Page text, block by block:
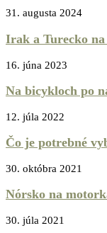
31. augusta 2024
Irak a Turecko
16. júna 2023
Na bicykloch po
12. júla 2022
Čo je potrebné
30. októbra 2021
Nórsko na
30. júla 2021